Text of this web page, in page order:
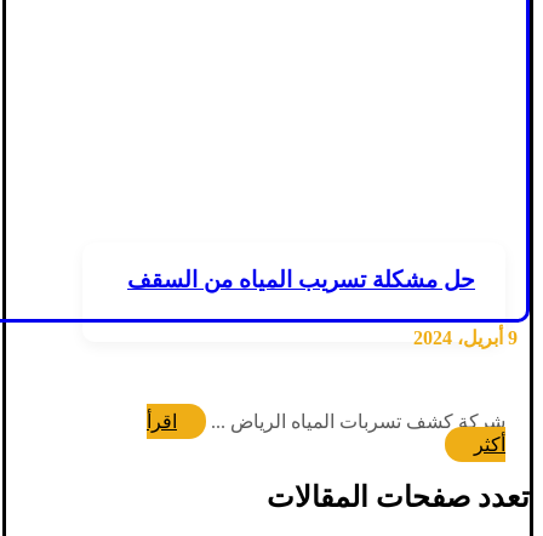
حل مشكلة تسريب المياه من السقف
9 أبريل، 2024
شركة كشف تسربات المياه الرياض ...
اقرأ
أكثر
تعدد صفحات المقالات